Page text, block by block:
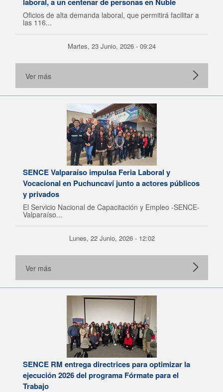
Oficios de alta demanda laboral, que permitirá facilitar a
las 116...
Martes, 23 Junio, 2026 - 09:24
Ver más
SENCE Valparaíso impulsa Feria Laboral y
Vocacional en Puchuncaví junto a actores públicos
y privados
El Servicio Nacional de Capacitación y Empleo -SENCE-
Valparaíso...
Lunes, 22 Junio, 2026 - 12:02
Ver más
SENCE RM entrega directrices para optimizar la
ejecución 2026 del programa Fórmate para el
Trabajo